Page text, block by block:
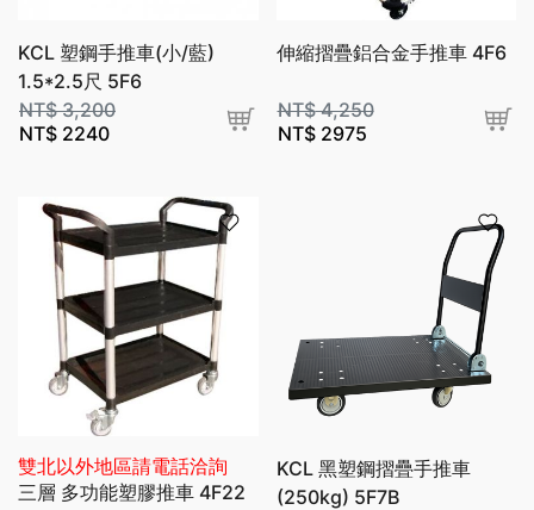
KCL 塑鋼手推車(小/藍)
1.5*2.5尺 5F6
NT$3,200
NT$ 2240
伸縮摺疊鋁合金手推車 4F6
NT$4,250
NT$2975
雙北以外地區請電話洽詢
三層 多功能塑膠推車 4F22
KCL 黑塑鋼摺疊手推車
(250kg) 5F7B